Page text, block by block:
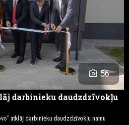
photo_camera 56
darbinieku daudzdzīvokļu
atklāj darbinieku daudzdzīvokļu namu